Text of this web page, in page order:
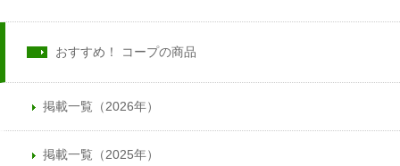
おすすめ！ コープの商品
掲載一覧（2026年）
掲載一覧（2025年）